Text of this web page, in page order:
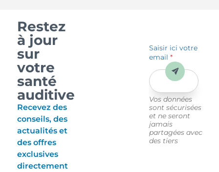
Restez
à jour
sur
votre
santé
auditive
Recevez des
conseils, des
actualités et
des offres
exclusives
directement
Saisir ici votre
email*
Vos données
sont sécurisées
et ne seront
jamais
partagées avec
des tiers
Envoyer